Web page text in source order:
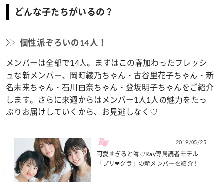
どんな子たちがいるの？
個性派ぞろいの14人！
メンバーは全部で14人。まずはこの春加わったフレッシ
ュな新メンバー、岡町綾乃ちゃん・古谷里花子ちゃん・新
名未来ちゃん・石川由奈ちゃん・登坂明子ちゃんをご紹介
します。さらに来週からはメンバー1人1人の魅力をたっ
ぷりお届けしていくから、お見逃しなく♡
2019/05/25
可愛すぎると噂♡Ray専属読者モデル
「プリ❤︎クラ」の新メンバーを紹介！